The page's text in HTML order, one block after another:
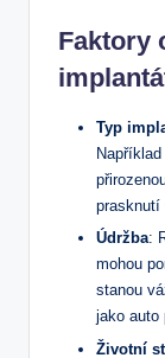
Faktory
Typ
prasknutí
Údržba:
mohou
stanou
jako auto
Životní